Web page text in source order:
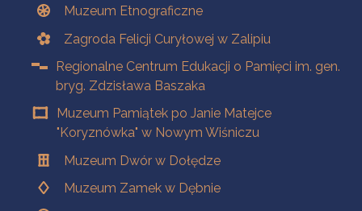
Muzeum Etnograficzne
Zagroda Felicji Curyłowej w Zalipiu
Regionalne Centrum Edukacji o Pamięci im. gen.
bryg. Zdzisława Baszaka
Muzeum Pamiątek po Janie Matejce
"Koryznówka" w Nowym Wiśniczu
Muzeum Dwór w Dołędze
Muzeum Zamek w Dębnie